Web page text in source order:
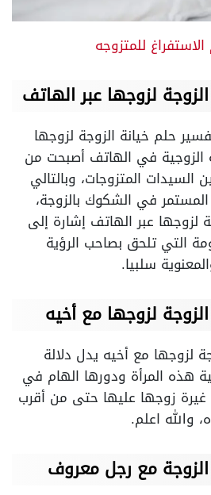
للمتزوجه
لزوجها عبر الهاتف
حلم خيانة الزوجة لزوجها
الزوجية في الهاتف أصبحت من
السيدات المتزوجات، وبالتالي
المستمر في الشكوك بالزوجة،
لزوجها عبر الهاتف إشارة إلى
التي تلحق بصاحب الرؤية
سلبيا.
لزوجها مع أخيه
لزوجها مع أخيه يدل دلالة
المرأة ودورها الهام في
غيرة زوجها عليها حتى من أقرب
والله اعلم.
مع رجل معروف